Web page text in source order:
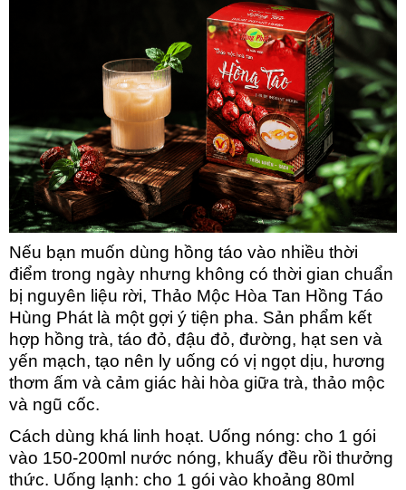
Nếu bạn muốn dùng hồng táo vào nhiều thời
điểm trong ngày nhưng không có thời gian chuẩn
bị nguyên liệu rời, Thảo Mộc Hòa Tan Hồng Táo
Hùng Phát là một gợi ý tiện pha. Sản phẩm kết
hợp hồng trà, táo đỏ, đậu đỏ, đường, hạt sen và
yến mạch, tạo nên ly uống có vị ngọt dịu, hương
thơm ấm và cảm giác hài hòa giữa trà, thảo mộc
và ngũ cốc.
Cách dùng khá linh hoạt. Uống nóng: cho 1 gói
vào 150-200ml nước nóng, khuấy đều rồi thưởng
thức. Uống lạnh: cho 1 gói vào khoảng 80ml